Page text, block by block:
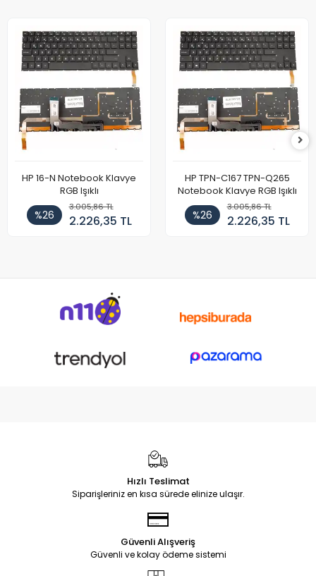
HP 16-N Notebook Klavye
RGB Işıklı
%26
3.005,86 TL
2.226,35 TL
HP TPN-C167 TPN-Q265
Notebook Klavye RGB Işıklı
%26
3.005,86 TL
2.226,35 TL
Hızlı Teslimat
Siparişleriniz en kısa sürede elinize ulaşır.
Güvenli Alışveriş
Güvenli ve kolay ödeme sistemi